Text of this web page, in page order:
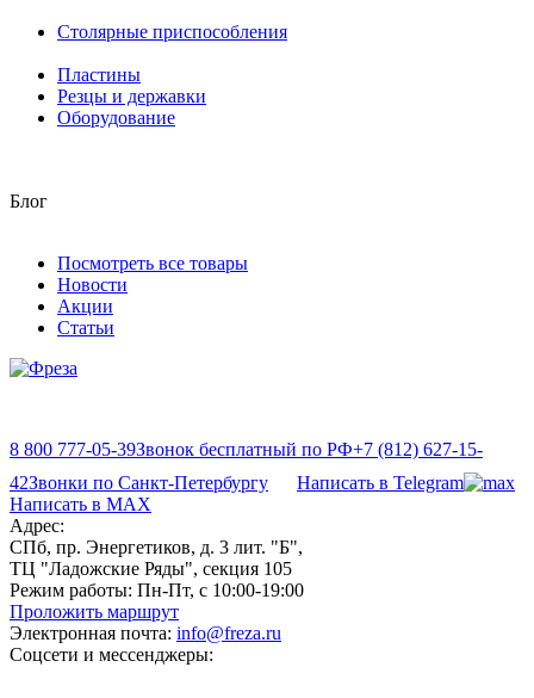
Столярные приспособления
Пластины
Резцы и державки
Оборудование
Блог
Посмотреть все товары
Новости
Акции
Статьи
8 800 777-05-39Звонок бесплатный по РФ+7 (812) 627-15-
42Звонки по Санкт-Петербургу
Написать в Telegram
Написать в MAX
Адрес:
СПб, пр. Энергетиков, д. 3 лит. "Б",
ТЦ "Ладожские Ряды", секция 105
Режим работы: Пн-Пт, с 10:00-19:00
Проложить маршрут
Электронная почта: info@freza.ru
Соцсети и мессенджеры: